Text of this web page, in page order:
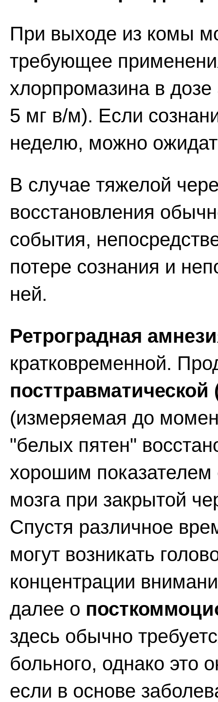
При выходе из комы
требующее
хлорпромазина в
5 мг в/м). Если
неделю, можно
В случае тяжелой
восстановления
события,
потере сознания и
ней.
Ретроградная
кратковременной.
(измеряемая до
"белых пятен"
хорошим
мозга при закрытой
Спустя различное
могут возникать
концентрации
далее о
здесь обычно
больного, однако это
если в основе